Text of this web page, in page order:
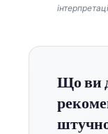
Що ви